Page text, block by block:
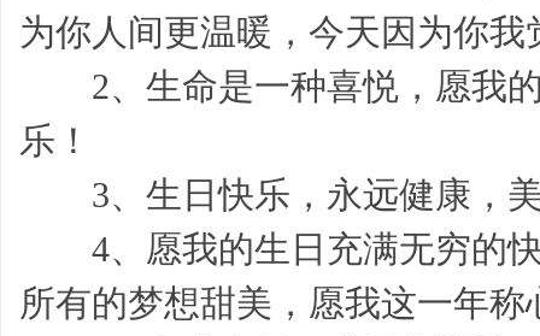
为你人间更温暖，今天因为你
2、生命是一种喜悦，愿我的
乐！
3、生日快乐，永远健康，
4、愿我的生日充满无穷的快
所有的梦想甜美，愿我这一年称